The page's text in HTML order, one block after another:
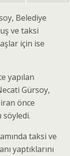
Belediye
ve taksi
için ise
yapılan
Gürsoy,
önce
söyledi.
taksi ve
yaptıklarını